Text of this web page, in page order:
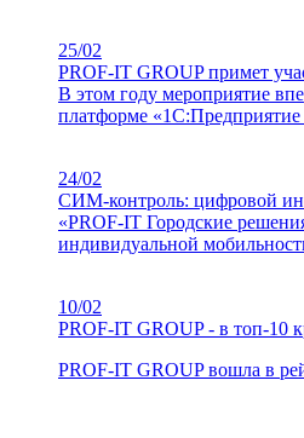
25/02
PROF-IT GROUP примет
В этом году мероприятие
платформе «1С:Предприятие
24/02
СИМ-контроль: цифровой
«PROF-IT Городские
индивидуальной
10/02
PROF-IT GROUP - в топ-10
PROF-IT GROUP вошла в